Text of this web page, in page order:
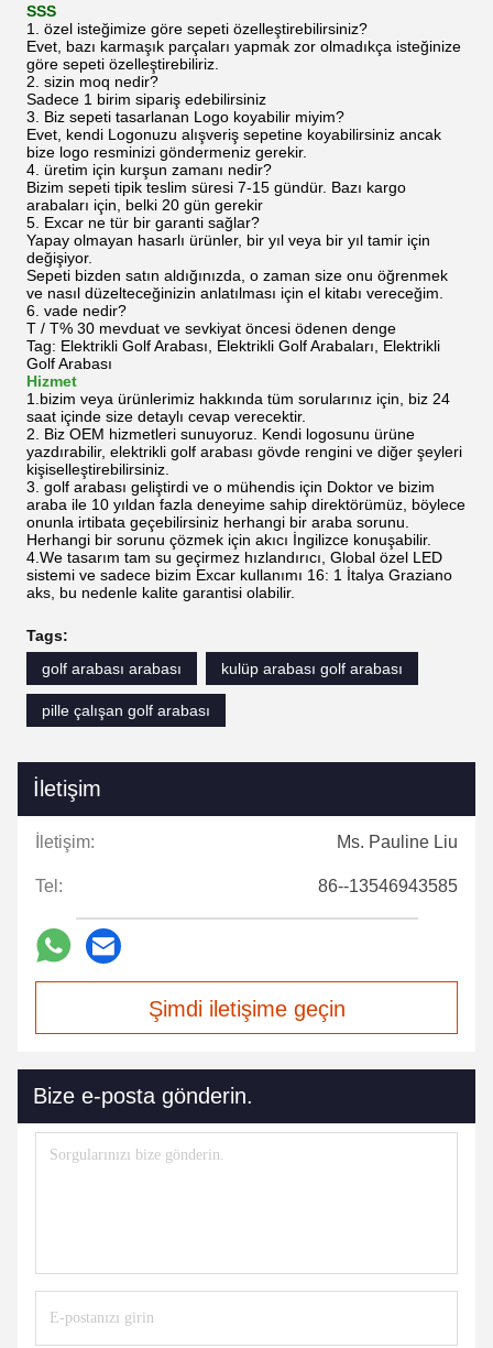
SSS
1. özel isteğimize göre sepeti özelleştirebilirsiniz?
Evet, bazı karmaşık parçaları yapmak zor olmadıkça isteğinize
göre sepeti özelleştirebiliriz.
2. sizin moq nedir?
Sadece 1 birim sipariş edebilirsiniz
3. Biz sepeti tasarlanan Logo koyabilir miyim?
Evet, kendi Logonuzu alışveriş sepetine koyabilirsiniz ancak
bize logo resminizi göndermeniz gerekir.
4. üretim için kurşun zamanı nedir?
Bizim sepeti tipik teslim süresi 7-15 gündür. Bazı kargo
arabaları için, belki 20 gün gerekir
5. Excar ne tür bir garanti sağlar?
Yapay olmayan hasarlı ürünler, bir yıl veya bir yıl tamir için
değişiyor.
Sepeti bizden satın aldığınızda, o zaman size onu öğrenmek
ve nasıl düzelteceğinizin anlatılması için el kitabı vereceğim.
6. vade nedir?
T / T% 30 mevduat ve sevkiyat öncesi ödenen denge
Tag: Elektrikli Golf Arabası, Elektrikli Golf Arabaları, Elektrikli
Golf Arabası
Hizmet
1.bizim veya ürünlerimiz hakkında tüm sorularınız için, biz 24
saat içinde size detaylı cevap verecektir.
2. Biz OEM hizmetleri sunuyoruz. Kendi logosunu ürüne
yazdırabilir, elektrikli golf arabası gövde rengini ve diğer şeyleri
kişiselleştirebilirsiniz.
3. golf arabası geliştirdi ve o mühendis için Doktor ve bizim
araba ile 10 yıldan fazla deneyime sahip direktörümüz, böylece
onunla irtibata geçebilirsiniz herhangi bir araba sorunu.
Herhangi bir sorunu çözmek için akıcı İngilizce konuşabilir.
4.We tasarım tam su geçirmez hızlandırıcı, Global özel LED
sistemi ve sadece bizim Excar kullanımı 16: 1 İtalya Graziano
aks, bu nedenle kalite garantisi olabilir.
Tags:
golf arabası arabası
kulüp arabası golf arabası
pille çalışan golf arabası
İletişim
İletişim: Ms. Pauline Liu
Tel: 86--13546943585
Şimdi iletişime geçin
Bize e-posta gönderin.